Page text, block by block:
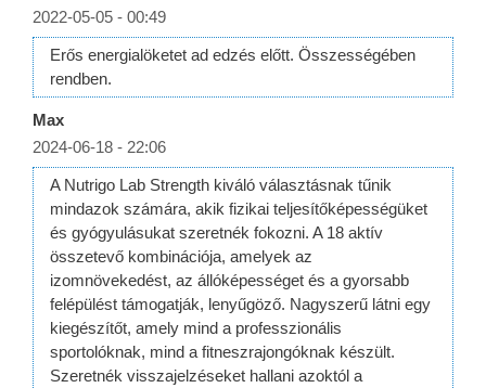
2022-05-05 - 00:49
Erős energialöketet ad edzés előtt. Összességében
rendben.
Max
2024-06-18 - 22:06
A Nutrigo Lab Strength kiváló választásnak tűnik
mindazok számára, akik fizikai teljesítőképességüket
és gyógyulásukat szeretnék fokozni. A 18 aktív
összetevő kombinációja, amelyek az
izomnövekedést, az állóképességet és a gyorsabb
felépülést támogatják, lenyűgöző. Nagyszerű látni egy
kiegészítőt, amely mind a professzionális
sportolóknak, mind a fitneszrajongóknak készült.
Szeretnék visszajelzéseket hallani azoktól a